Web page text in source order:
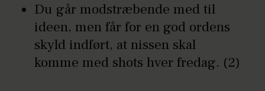
Du går modstræbende med til
ideen, men får for en god ordens
skyld indført, at nissen skal
komme med shots hver fredag. (2)